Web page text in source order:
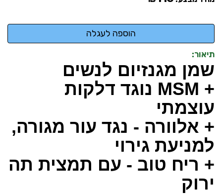
תיאור:
שמן מגנזיום לנשים
+ MSM נוגד דלקות
עוצמתי
+ אלוורה - נגד עור מגורה,
למניעת גירוי
+ ריח טוב - עם תמצית תה
ירוק